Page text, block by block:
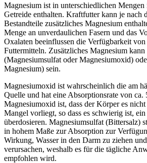
Magnesium ist in unterschiedlichen
Getreide enthalten. Kraftfutter kann je nach
Bestandteile zusätzliches Magnesium
Menge an unverdaulichen Fasern und das
Oxalaten beeinflussen die Verfügbarkeit
Futtermitteln. Zusätzliches Magnesium kann
(Magnesiumsulfat oder Magnesiumoxid)
Magnesium) sein.
Magnesiumoxid ist wahrscheinlich die am
Quelle und hat eine Absorptionsrate von
Magnesiumoxid ist, dass der Körper es
Mangel vorliegt, so dass es schwierig ist,
überdosieren. Magnesiumsulfat (Bittersalz)
in hohem Maße zur Absorption zur
Wirkung, Wasser in den Darm zu ziehen
verursachen, weshalb es für die tägliche
empfohlen wird.